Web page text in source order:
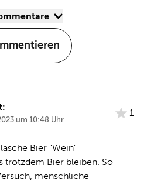
um 10:48 Uhr
1
Bier "Wein"
trotzdem Bier bleiben. So
menschliche